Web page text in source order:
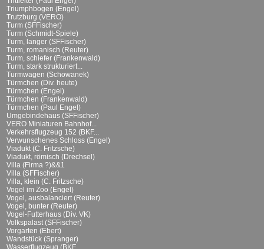
Triumphbogen (Engel)
Trutzburg (VERO)
Turm (SFFischer)
Turm (Schmidt-Spiele)
Turm, langer (SFFischer)
Turm, romanisch (Reuter)
Turm, schiefer (Frankenwald)
Turm, stark strukturiert...
Turmwagen (Schowanek)
Türmchen (Div. heute)
Türmchen (Engel)
Türmchen (Frankenwald)
Türmchen (Paul Engel)
Umgebindehaus (SFFischer)
VERO Miniaturen Bahnhof...
Verkehrsflugzeug 152 (BKF...
Verwunschenes Schloss (Engel)
Viadukt (C. Fritzsche)
Viadukt, römisch (Drechsel)
Villa (Firma ?)&&1
Villa (SFFischer)
Villa, klein (C. Fritzsche)
Vogel im Zoo (Engel)
Vogel, ausbalanciert (Reuter)
Vogel, bunter (Reuter)
Vogel-Futterhaus (Div. VK)
Volkspalast (SFFischer)
Vorgarten (Ebert)
Wandstück (Spranger)
Wasserflugzeug (BKF